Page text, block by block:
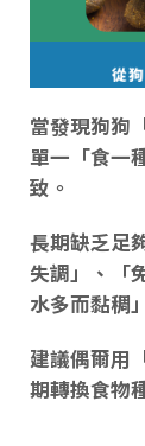
當發現狗狗
單一「食一
致。
長期缺乏足
失調」、「
水多而黏稠
建議偶爾用
期轉換食物